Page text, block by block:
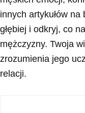
innych artykułów
głębiej i odkryj, co
mężczyzny. Twoja
zrozumienia jego
relacji.